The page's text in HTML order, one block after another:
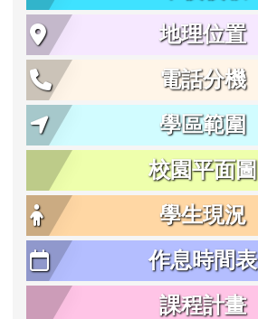
地理位置
電話分機
學區範圍
校園平面圖
學生現況
作息時間表
課程計畫